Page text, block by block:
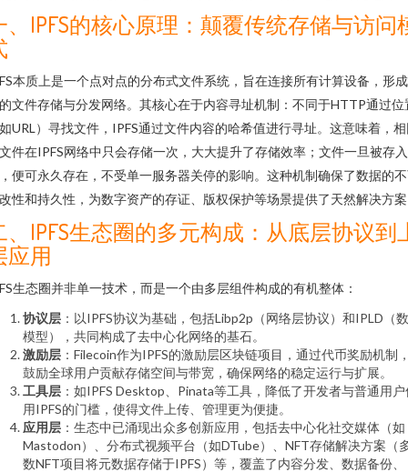
、IPFS的核心原理：颠覆传统存储与访问
本质上是一个点对点的分布式文件系统，旨在连接所有计算设备，形
文件存储与分发网络。其核心在于内容寻址机制：不同于HTTP通过位
URL）寻找文件，IPFS通过文件内容的哈希值进行寻址。这意味着，
件在IPFS网络中只会存储一次，大大提升了存储效率；文件一旦被存
便可永久存在，不受单一服务器关停的影响。这种机制确保了数据的
性和持久性，为数字资产的存证、版权保护等场景提供了天然解决方
、IPFS生态圈的多元构成：从底层协议到
应用
生态圈并非单一技术，而是一个由多层组件构成的有机整体：
协议层 ：以IPFS协议为基础，包括Libp2p（网络层协议）和IPLD（
模型），共同构成了去中心化网络的基石。
激励层 ：Filecoin作为IPFS的激励层区块链项目，通过代币奖励机制
鼓励全球用户贡献存储空间与带宽，确保网络的稳定运行与扩展。
工具层 ：如IPFS Desktop、Pinata等工具，降低了开发者与普通用户
用IPFS的门槛，使得文件上传、管理更为便捷。
应用层 ：生态中已涌现出众多创新应用，包括去中心化社交媒体（如
Mastodon）、分布式视频平台（如DTube）、NFT存储解决方案（
数NFT项目将元数据存储于IPFS）等，覆盖了内容分发、数据备份、